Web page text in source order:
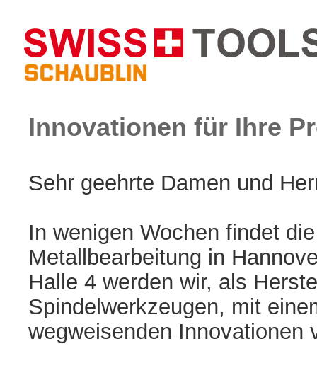
Innovationen für Ihre
Sehr geehrte Damen und
In wenigen Wochen findet
Metallbearbeitung in
Halle 4 werden wir, als
Spindelwerkzeugen, mit
wegweisenden Innovationen